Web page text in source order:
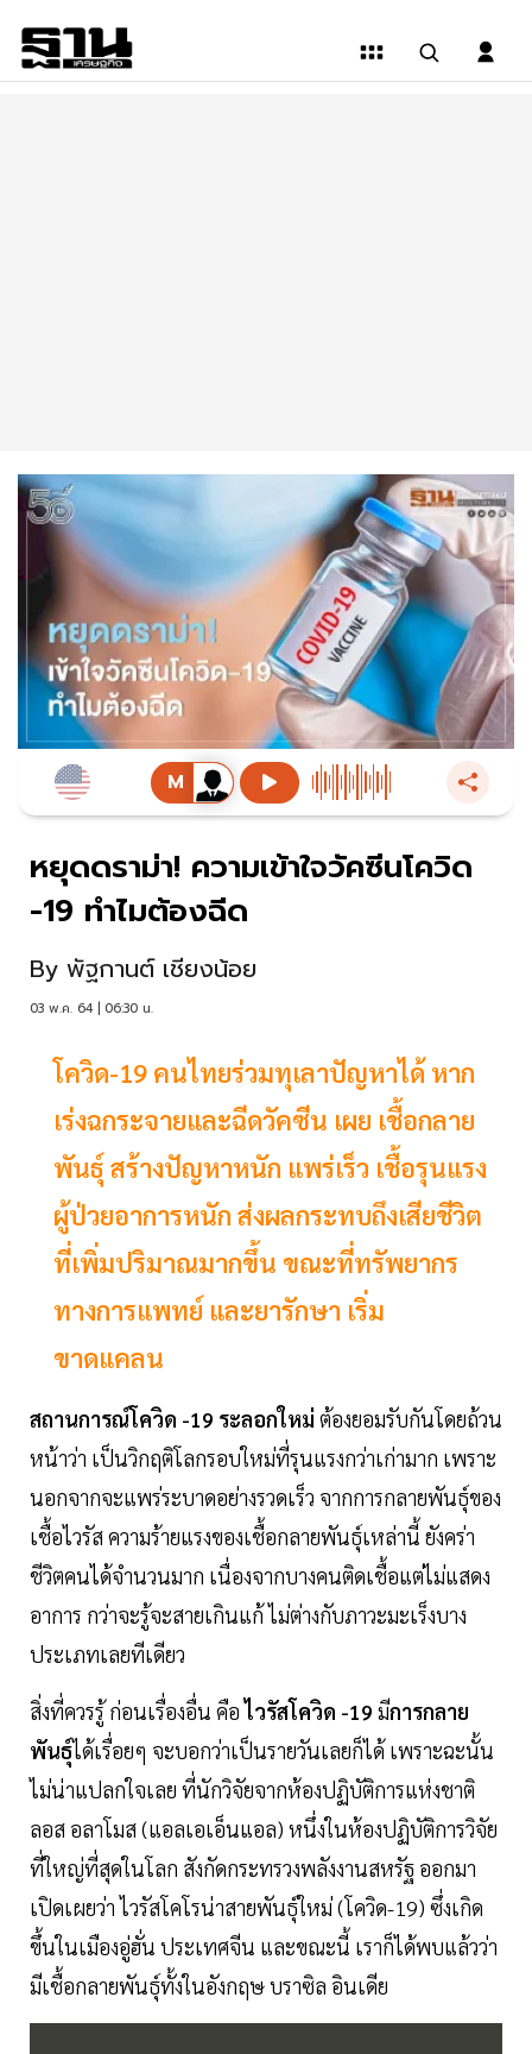
หยุดดราม่า! ความเข้าใจวัคซีนโควิด
-19 ทำไมต้องฉีด
By พัฐกานต์ เชียงน้อย
03 พ.ค. 64 | 06:30 น.
โควิด-19 คนไทยร่วมทุเลาปัญหาได้ หาก
เร่งฉกระจายและฉีดวัคซีน เผย เชื้อกลาย
พันธุ์ สร้างปัญหาหนัก แพร่เร็ว เชื้อรุนแรง
ผู้ป่วยอาการหนัก ส่งผลกระทบถึงเสียชีวิต
ที่เพิ่มปริมาณมากขึ้น ขณะที่ทรัพยากร
ทางการแพทย์ และยารักษา เริ่ม
ขาดแคลน
สถานการณ์โควิด -19 ระลอกใหม่ ต้องยอมรับกันโดยถ้วน
หน้าว่า เป็นวิกฤติโลกรอบใหม่ที่รุนแรงกว่าเก่ามาก เพราะ
นอกจากจะแพร่ระบาดอย่างรวดเร็ว จากการกลายพันธุ์ของ
เชื้อไวรัส ความร้ายแรงของเชื้อกลายพันธุ์เหล่านี้ ยังคร่า
ชีวิตคนได้จำนวนมาก เนื่องจากบางคนติดเชื้อแต่ไม่แสดง
อาการ กว่าจะรู้จะสายเกินแก้ ไม่ต่างกับภาวะมะเร็งบาง
ประเภทเลยทีเดียว
สิ่งที่ควรรู้ ก่อนเรื่องอื่น คือไวรัสโควิด -19 มีการกลาย
พันธุ์ได้เรื่อยๆ จะบอกว่าเป็นรายวันเลยก็ได้ เพราะฉะนั้น
ไม่น่าแปลกใจเลย ที่นักวิจัยจากห้องปฏิบัติการแห่งชาติ
ลอส อลาโมส (แอลเอเอ็นแอล) หนึ่งในห้องปฏิบัติการวิจัย
ที่ใหญ่ที่สุดในโลก สังกัดกระทรวงพลังงานสหรัฐ ออกมา
เปิดเผยว่า ไวรัสโคโรน่าสายพันธุ์ใหม่ (โควิด-19) ซึ่งเกิด
ขึ้นในเมืองอู่ฮั่น ประเทศจีน และขณะนี้ เราก็ได้พบแล้วว่า
มีเชื้อกลายพันธุ์ทั้งในอังกฤษ บราซิล อินเดีย